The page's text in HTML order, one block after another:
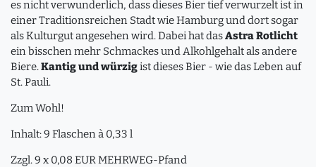
es nicht verwunderlich, dass dieses Bier tief verwurzelt ist in
einer Traditionsreichen Stadt wie Hamburg und dort sogar
als Kulturgut angesehen wird. Dabei hat dasAstra Rotlicht
ein bisschen mehr Schmackes und Alkohlgehalt als andere
Biere.Kantig und würzigist dieses Bier - wie das Leben auf
St. Pauli.
Zum Wohl!
Inhalt: 9 Flaschen à 0,33 l
Zzgl. 9 x 0,08 EUR MEHRWEG-Pfand